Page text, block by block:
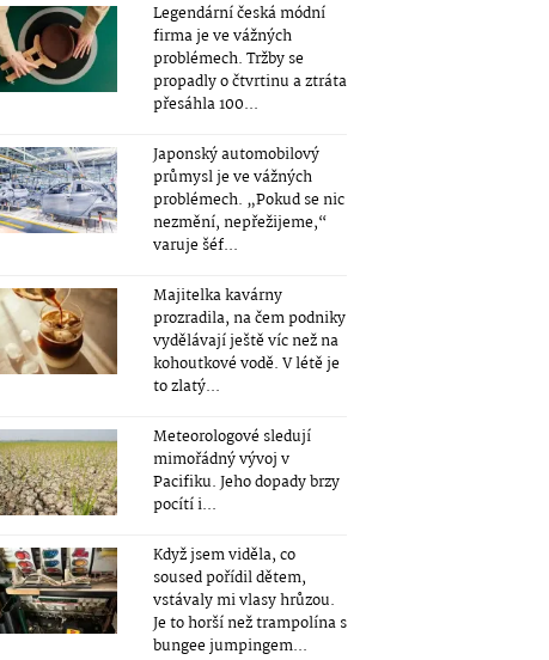
Legendární česká módní
firma je ve vážných
problémech. Tržby se
propadly o čtvrtinu a ztráta
přesáhla 100...
Japonský automobilový
průmysl je ve vážných
problémech. „Pokud se nic
nezmění, nepřežijeme,“
varuje šéf...
Majitelka kavárny
prozradila, na čem podniky
vydělávají ještě víc než na
kohoutkové vodě. V létě je
to zlatý...
Meteorologové sledují
mimořádný vývoj v
Pacifiku. Jeho dopady brzy
pocítí i...
Když jsem viděla, co
soused pořídil dětem,
vstávaly mi vlasy hrůzou.
Je to horší než trampolína s
bungee jumpingem...